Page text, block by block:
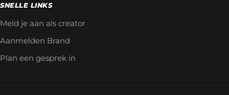
SNELLE LINKS
Meld je aan als creator
Aanmelden Brand
Plan een gesprek in